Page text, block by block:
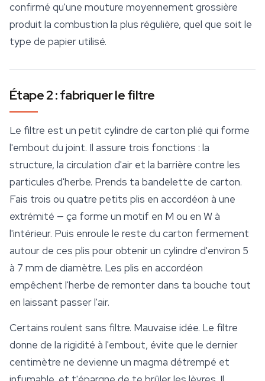
confirmé qu'une mouture moyennement grossière
produit la combustion la plus régulière, quel que soit le
type de papier utilisé.
Étape 2 : fabriquer le filtre
Le filtre est un petit cylindre de carton plié qui forme
l'embout du joint. Il assure trois fonctions : la
structure, la circulation d'air et la barrière contre les
particules d'herbe. Prends ta bandelette de carton.
Fais trois ou quatre petits plis en accordéon à une
extrémité — ça forme un motif en M ou en W à
l'intérieur. Puis enroule le reste du carton fermement
autour de ces plis pour obtenir un cylindre d'environ 5
à 7 mm de diamètre. Les plis en accordéon
empêchent l'herbe de remonter dans ta bouche tout
en laissant passer l'air.
Certains roulent sans filtre. Mauvaise idée. Le filtre
donne de la rigidité à l'embout, évite que le dernier
centimètre ne devienne un magma détrempé et